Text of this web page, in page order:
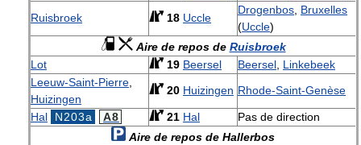
Ruisbroek
18 Uccle
Drogenbos, Bruxelles
(Uccle)
Aire de repos de Ruisbroek
Lot
19 Beersel Beersel, Linkebeek
Leeuw-Saint-Pierre,
Huizingen
20 Huizingen Rhode-Saint-Genèse
Hal N203a A8 21 Hal
Pas de direction
Aire de repos de Hallerbos